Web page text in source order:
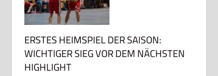
ERSTES HEIMSPIEL DER SAISON:
WICHTIGER SIEG VOR DEM NÄCHSTEN
HIGHLIGHT